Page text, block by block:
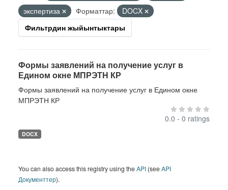
экспертиза
Форматтар:
DOCX
Фильтрдин жыйынтыктары
Формы заявлений на получение услуг в
Едином окне МПРЭТН КР
Формы заявлений на получение услуг в Едином окне
МПРЭТН КР
0.0 - 0 ratings
DOCX
You can also access this registry using theAPI (seeAPI
Документтер).